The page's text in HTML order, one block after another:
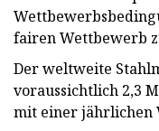
fairen Wettbewerb
Der weltweite
voraussichtlich 2,3
mit einer jährlichen